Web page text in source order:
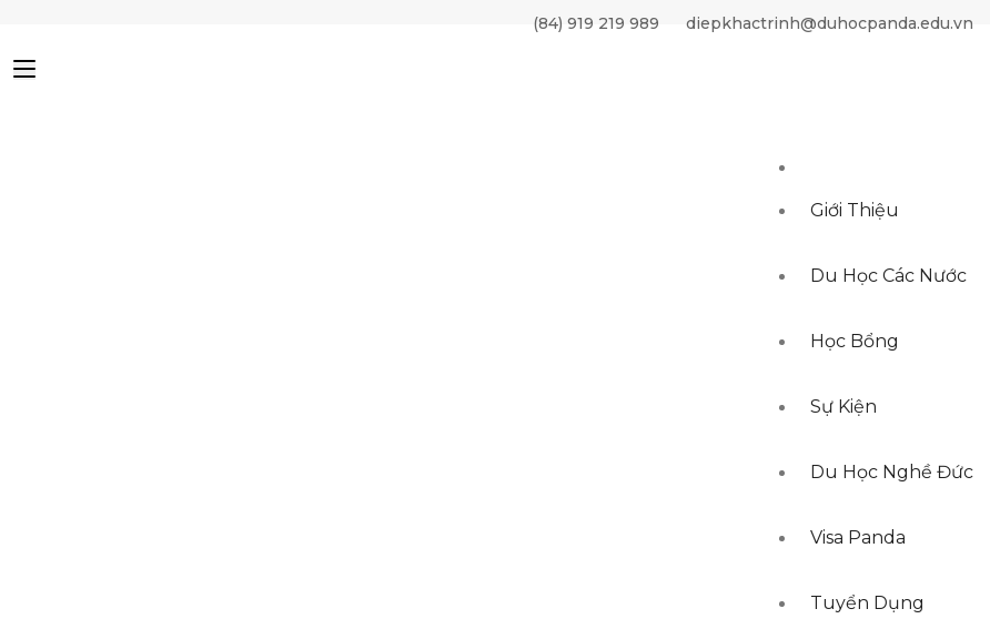
(84) 919 219 989 diepkhactrinh@duhocpanda.edu.vn
Giới Thiệu
Du Học Các Nước
Học Bổng
Sự Kiện
Du Học Nghề Đức
Visa Panda
Tuyển Dụng